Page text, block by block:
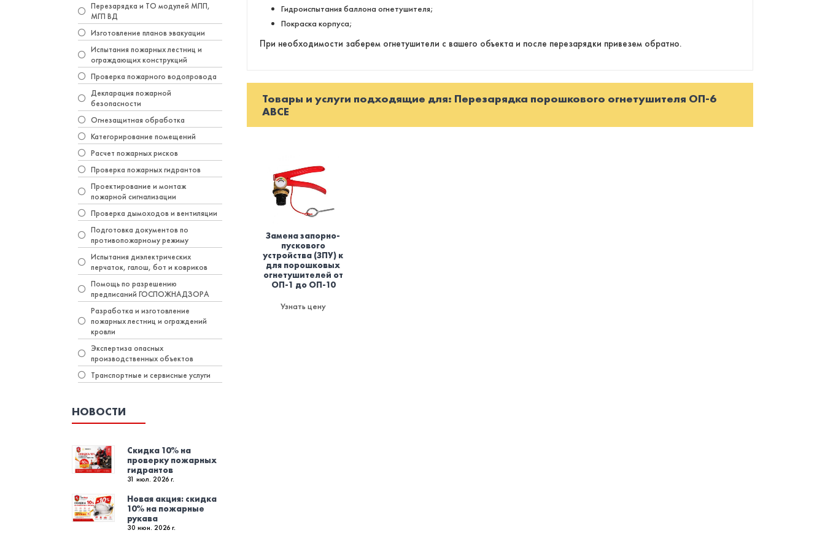
Перезарядка и ТО модулей МПП,
МГП ВД
Изготовление планов эвакуации
Испытания пожарных лестниц и
ограждающих конструкций
Проверка пожарного водопровода
Декларация пожарной
безопасности
Огнезащитная обработка
Категорирование помещений
Расчет пожарных рисков
Проверка пожарных гидрантов
Проектирование и монтаж
пожарной сигнализации
Проверка дымоходов и вентиляции
Подготовка документов по
противопожарному режиму
Испытания диэлектрических
перчаток, галош, бот и ковриков
Помощь по разрешению
предписаний ГОСПОЖНАДЗОРА
Разработка и изготовление
пожарных лестниц и ограждений
кровли
Экспертиза опасных
производственных объектов
Транспортные и сервисные услуги
НОВОСТИ
Скидка 10% на
проверку пожарных
гидрантов
31 июл. 2026 г.
Новая акция: скидка
10% на пожарные
рукава
30 июн. 2026 г.
Гидроиспытания баллона огнетушителя;
Покраска корпуса;
При необходимости заберем огнетушители с вашего объекта и после перезарядки привезем обратно.
Товары и услуги подходящие для: Перезарядка порошкового огнетушителя ОП-6
ABCE
Замена запорно-
пускового
устройства (ЗПУ) к
для порошковых
огнетушителей от
ОП-1 до ОП-10
Узнать цену